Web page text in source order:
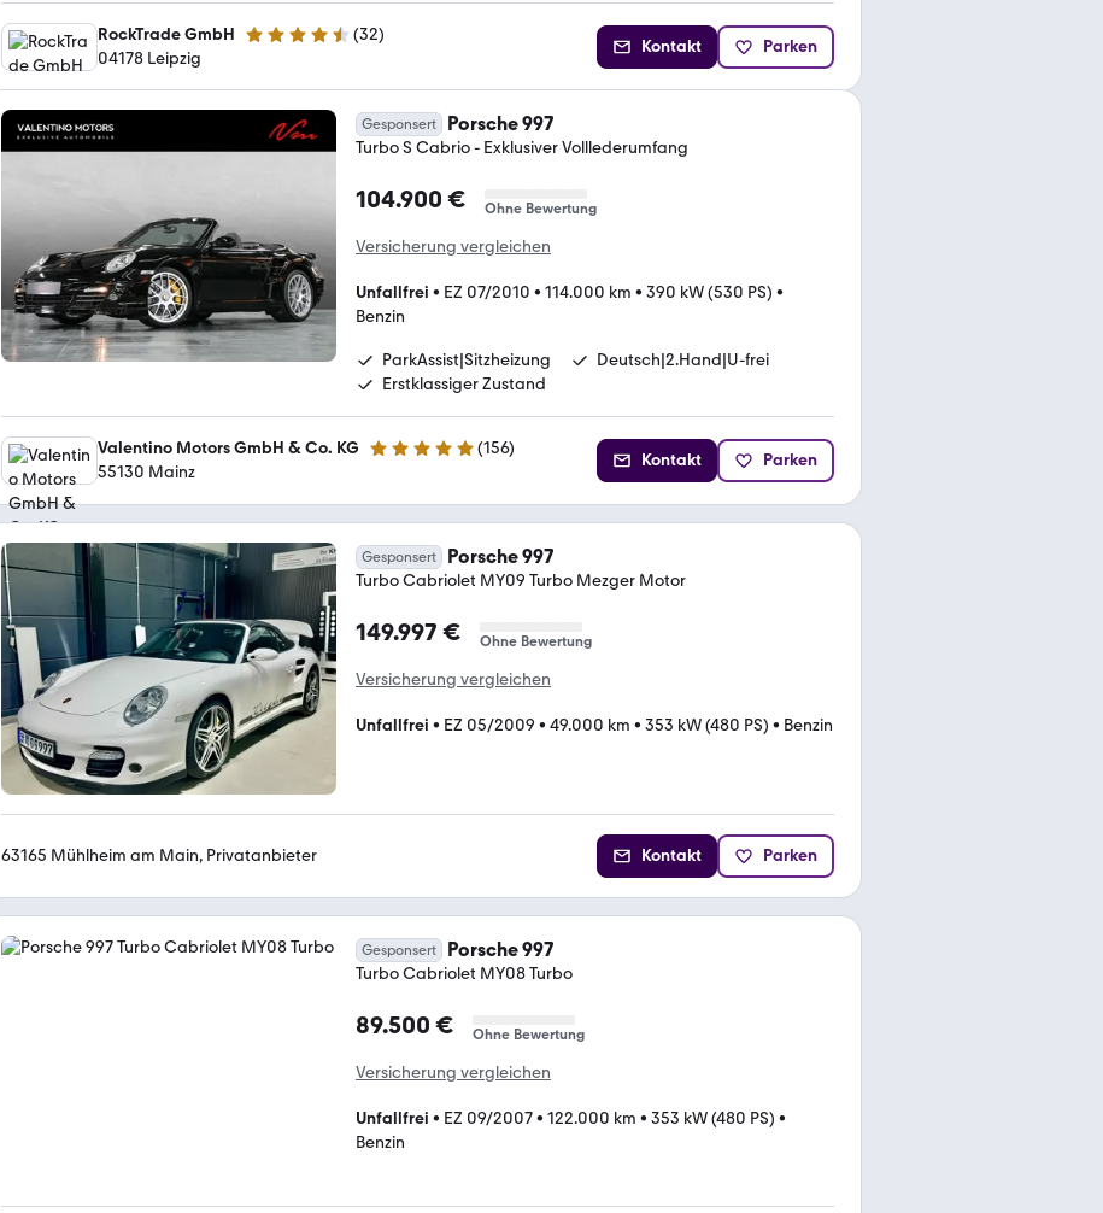
RockTrade GmbH 4.7 Sterne (32)
04178 Leipzig
Kontakt Parken
Gesponsert Porsche 997
Turbo S Cabrio - Exklusiver Volllederumfang
104.900 € Ohne Bewertung
Versicherung vergleichen
Unfallfrei • EZ 07/2010 • 114.000 km • 390 kW (530 PS) •
Benzin
ParkAssist|Sitzheizung
Deutsch|2.Hand|U-frei
Erstklassiger Zustand
Valentino Motors GmbH & Co. KG 5 Sterne (156)
55130 Mainz
Kontakt Parken
Gesponsert Porsche 997
Turbo Cabriolet MY09 Turbo Mezger Motor
149.997 € Ohne Bewertung
Versicherung vergleichen
Unfallfrei • EZ 05/2009 • 49.000 km • 353 kW (480 PS) • Benzin
63165 Mühlheim am Main, Privatanbieter Kontakt Parken
Gesponsert Porsche 997
Turbo Cabriolet MY08 Turbo
89.500 € Ohne Bewertung
Versicherung vergleichen
Unfallfrei • EZ 09/2007• 122.000 km • 353 kW (480 PS) •
Benzin